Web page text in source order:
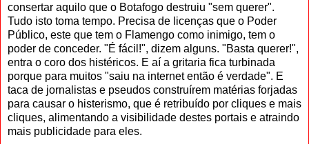
consertar aquilo que o Botafogo destruiu "sem querer".
Tudo isto toma tempo. Precisa de licenças que o Poder
Público, este que tem o Flamengo como inimigo, tem o
poder de conceder. "É fácil!", dizem alguns. "Basta querer!",
entra o coro dos histéricos. E aí a gritaria fica turbinada
porque para muitos "saiu na internet então é verdade". E
taca de jornalistas e pseudos construírem matérias forjadas
para causar o histerismo, que é retribuído por cliques e mais
cliques, alimentando a visibilidade destes portais e atraindo
mais publicidade para eles.